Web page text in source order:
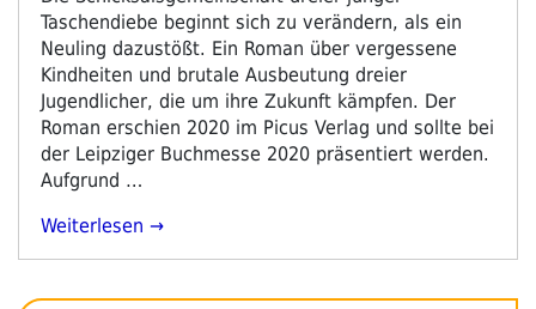
Cornelia
Travnicek
–
Gestern
Mein
Freund“
Taschendiebe beginnt sich zu verändern, als ein
Neuling dazustößt. Ein Roman über vergessene
Kindheiten und brutale Ausbeutung dreier
Jugendlicher, die um ihre Zukunft kämpfen. Der
Roman erschien 2020 im Picus Verlag und sollte bei
der Leipziger Buchmesse 2020 präsentiert werden.
Aufgrund …
„Cornelia
Weiterlesen